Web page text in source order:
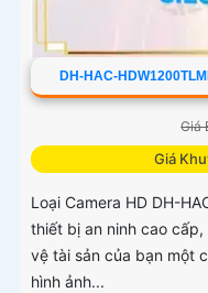
DH-HAC-
Giá
Giá
Loại Camera HD DH-
thiết bị an ninh cao
vệ tài sản của bạn một
hình ảnh...